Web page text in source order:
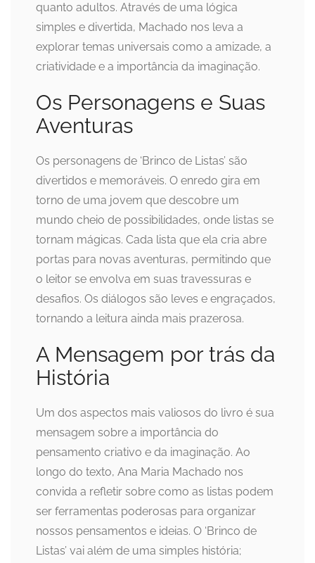
quanto adultos. Através de uma lógica
simples e divertida, Machado nos leva a
explorar temas universais como a amizade, a
criatividade e a importância da imaginação.
Os Personagens e Suas
Aventuras
Os personagens de ‘Brinco de Listas’ são
divertidos e memoráveis. O enredo gira em
torno de uma jovem que descobre um
mundo cheio de possibilidades, onde listas se
tornam mágicas. Cada lista que ela cria abre
portas para novas aventuras, permitindo que
o leitor se envolva em suas travessuras e
desafios. Os diálogos são leves e engraçados,
tornando a leitura ainda mais prazerosa.
A Mensagem por trás da
História
Um dos aspectos mais valiosos do livro é sua
mensagem sobre a importância do
pensamento criativo e da imaginação. Ao
longo do texto, Ana Maria Machado nos
convida a refletir sobre como as listas podem
ser ferramentas poderosas para organizar
nossos pensamentos e ideias. O ‘Brinco de
Listas’ vai além de uma simples história;